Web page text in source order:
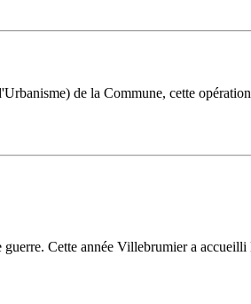
de la Commune, cette
Cette année Villebrumier a